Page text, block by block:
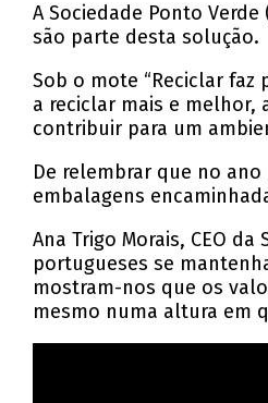
A Sociedade Ponto
são parte desta solução.
Sob o mote “Reciclar
a reciclar mais e
contribuir para um
De relembrar que no
embalagens
Ana Trigo Morais, CEO
portugueses se
mostram-nos que os
mesmo numa altura em